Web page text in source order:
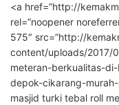
<a href=”http://
rel=”noopener
575″ src=”http://
content/uploads/2017/
meteran-berkualitas-
depok-cikarang-
masjid turki tebal roll